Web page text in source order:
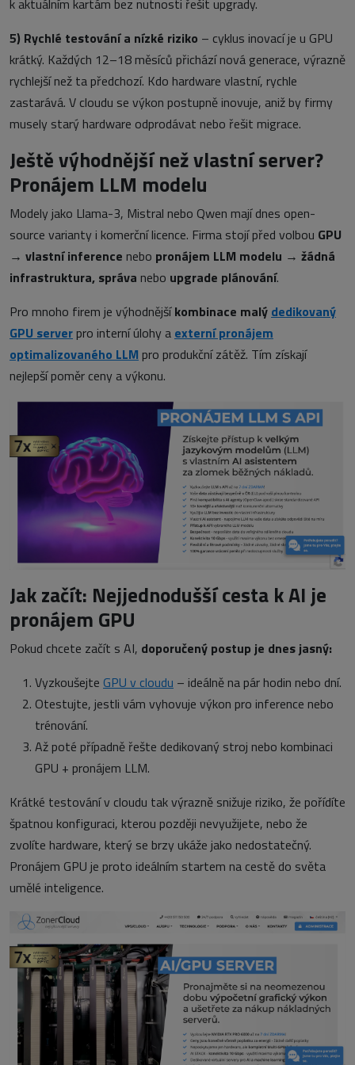
5) Rychlé testování a nízké riziko – cyklus inovací je u GPU
krátký. Každých 12–18 měsíců přichází nová generace, výrazně
rychlejší než ta předchozí. Kdo hardware vlastní, rychle
zastarává. V cloudu se výkon postupně inovuje, aniž by firmy
musely starý hardware odprodávat nebo řešit migrace.
Ještě výhodnější než vlastní server?
Pronájem LLM modelu
Modely jako Llama-3, Mistral nebo Qwen mají dnes open-
source varianty i komerční licence. Firma stojí před volbou GPU
→ vlastní inference nebo pronájem LLM modelu → žádná
infrastruktura, správa nebo upgrade plánování.
Pro mnoho firem je výhodnějšíkombinace malý dedikovaný
GPU server pro interní úlohy a externí pronájem
optimalizovaného LLM pro produkční zátěž. Tím získají
nejlepší poměr ceny a výkonu.
Jak začít: Nejjednodušší cesta k AI je
pronájem GPU
Pokud chcete začít s AI, doporučený postup je dnes jasný:
Vyzkoušejte GPU v cloudu – ideálně na pár hodin nebo dní.
Otestujte, jestli vám vyhovuje výkon pro inference nebo
trénování.
Až poté případně řešte dedikovaný stroj nebo kombinaci
GPU + pronájem LLM.
Krátké testování v cloudu tak výrazně snižuje riziko, že pořídíte
špatnou konfiguraci, kterou později nevyužijete, nebo že
zvolíte hardware, který se brzy ukáže jako nedostatečný.
Pronájem GPU je proto ideálním startem na cestě do světa
umělé inteligence.